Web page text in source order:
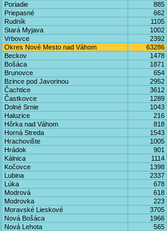
Poriadie
885
Priepasné
662
Rudník
1105
Stará Myjava
1002
Vrbovce
2392
Okres Nové Mesto nad Váhom
63286
Beckov
1478
Bošáca
1871
Brunovce
654
Bzince pod Javorinou
2952
Čachtice
3612
Častkovce
1289
Dolné Srnie
1043
Haluzice
216
Hôrka nad Váhom
818
Horná Streda
1543
Hrachovište
1005
Hrádok
901
Kálnica
1114
Kočovce
1398
Lubina
2337
Lúka
678
Modrová
618
Modrovka
223
Moravské Lieskové
3705
Nová Bošáca
1966
Nová Lehota
565